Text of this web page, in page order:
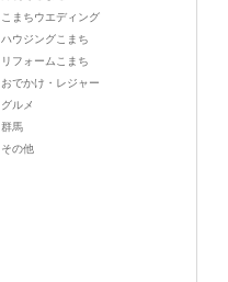
こまちウエディング
ハウジングこまち
リフォームこまち
おでかけ・レジャー
グルメ
群馬
その他